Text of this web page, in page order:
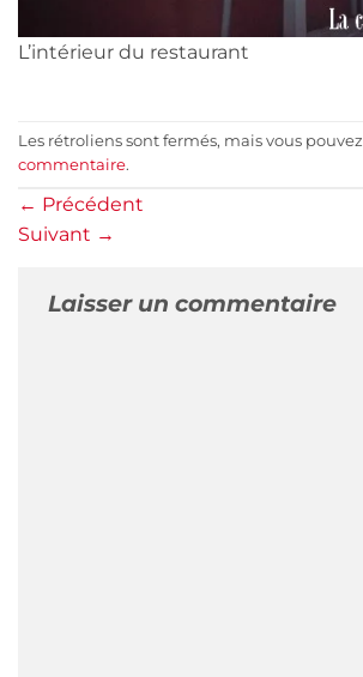
L’intérieur du restaurant
Les rétroliens sont fermés, mais vous pouvez
commentaire.
← Précédent
Suivant →
Laisser un commentaire